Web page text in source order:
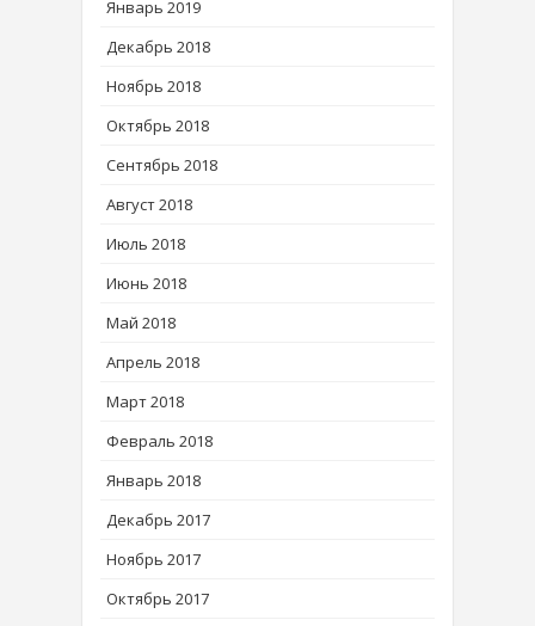
Январь 2019
Декабрь 2018
Ноябрь 2018
Октябрь 2018
Сентябрь 2018
Август 2018
Июль 2018
Июнь 2018
Май 2018
Апрель 2018
Март 2018
Февраль 2018
Январь 2018
Декабрь 2017
Ноябрь 2017
Октябрь 2017